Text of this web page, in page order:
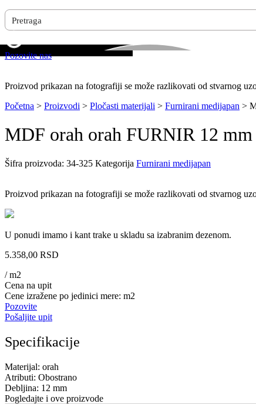
Pozovite nas
Proizvod prikazan na fotografiji se može razlikovati od stvarnog
Početna > Proizvodi > Pločasti materijali > Furnirani medijapan >
MDF orah orah FURNIR 12 mm
Šifra proizvoda: 34-325 Kategorija Furnirani medijapan
Proizvod prikazan na fotografiji se može razlikovati od stvarnog
U ponudi imamo i kant trake u skladu sa izabranim dezenom.
5.358,00 RSD
/ m2
Cena na upit
Cene izražene po jedinici mere: m2
Pozovite
Pošaljite upit
Specifikacije
Materijal: orah
Atributi: Obostrano
Debljina: 12 mm
Pogledajte i ove proizvode